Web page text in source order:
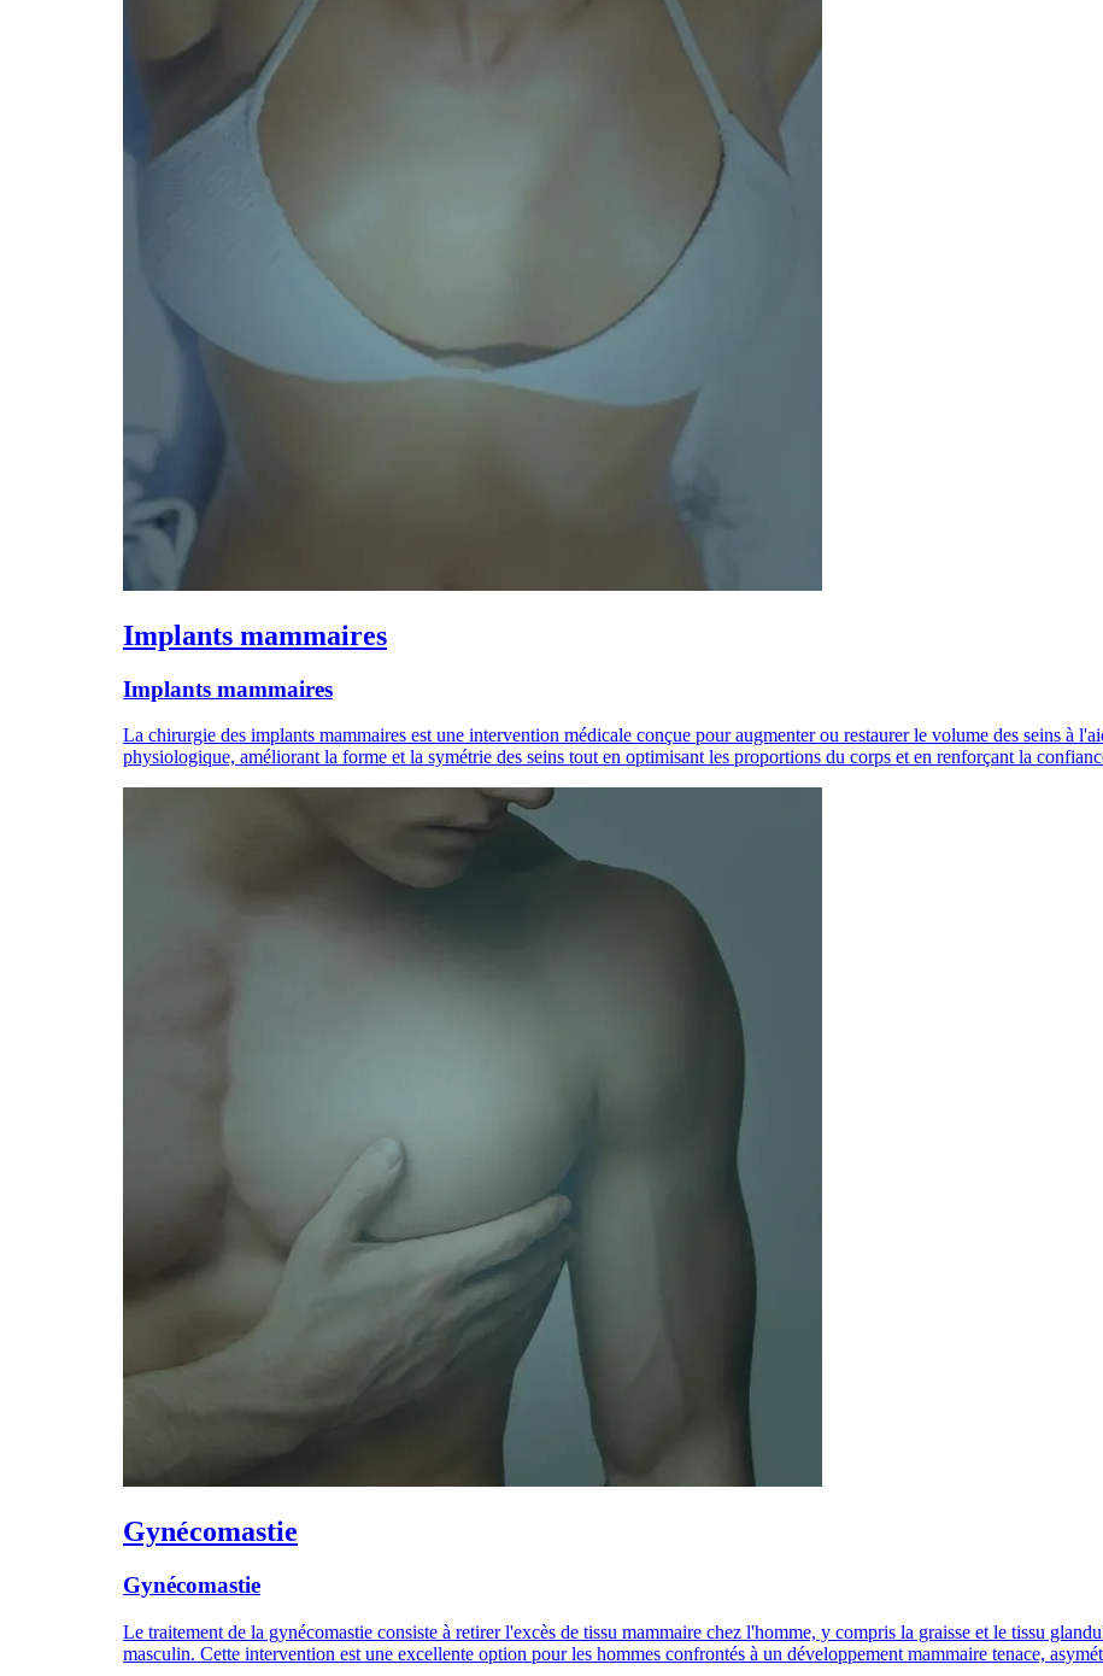
Implants mammaires
Implants mammaires
La chirurgie des implants mammaires est une intervention médicale conçue pour augmenter ou restaurer le volume des seins à
physiologique, améliorant la forme et la symétrie des seins tout en optimisant les proportions du corps et en renforçant la
Gynécomastie
Gynécomastie
Le traitement de la gynécomastie consiste à retirer l'excès de tissu mammaire chez l'homme, y compris la graisse et le tissu
masculin. Cette intervention est une excellente option pour les hommes confrontés à un développement mammaire tenace,